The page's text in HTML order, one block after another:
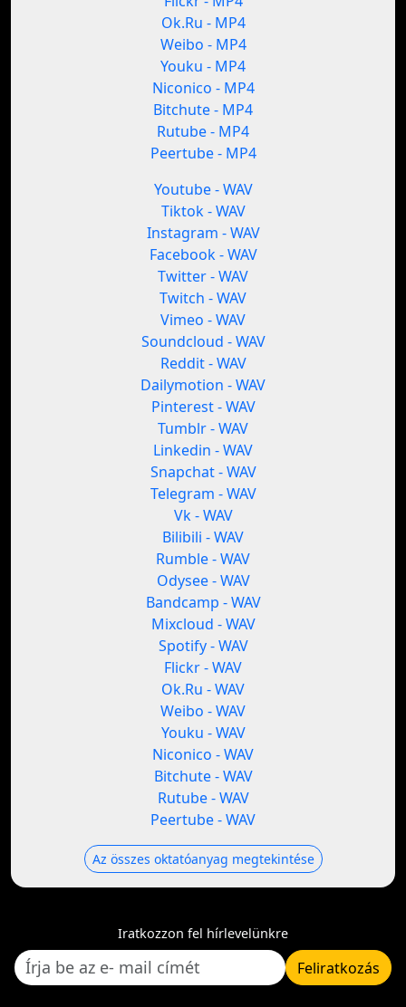
Ok.Ru - MP4
Weibo - MP4
Youku - MP4
Niconico - MP4
Bitchute - MP4
Rutube - MP4
Peertube - MP4
Youtube - WAV
Tiktok - WAV
Instagram - WAV
Facebook - WAV
Twitter - WAV
Twitch - WAV
Vimeo - WAV
Soundcloud - WAV
Reddit - WAV
Dailymotion - WAV
Pinterest - WAV
Tumblr - WAV
Linkedin - WAV
Snapchat - WAV
Telegram - WAV
Vk - WAV
Bilibili - WAV
Rumble - WAV
Odysee - WAV
Bandcamp - WAV
Mixcloud - WAV
Spotify - WAV
Flickr - WAV
Ok.Ru - WAV
Weibo - WAV
Youku - WAV
Niconico - WAV
Bitchute - WAV
Rutube - WAV
Peertube - WAV
Az összes oktatóanyag megtekintése
Iratkozzon fel hírlevelünkre
Feliratkozás